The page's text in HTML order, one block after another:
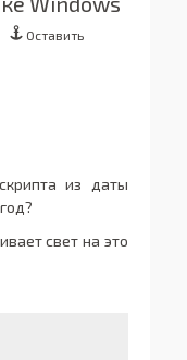
Оставить
из даты
свет на это